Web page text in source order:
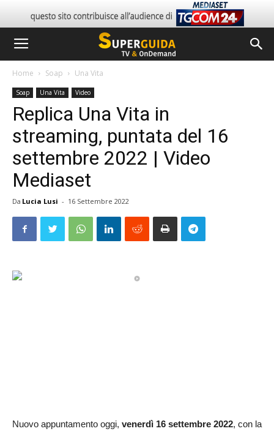
Home Soap Una Vita
Soap Una Vita Video
Replica Una Vita in
streaming, puntata del 16
settembre 2022 | Video
Mediaset
Da Lucia Lusi - 16 Settembre 2022
Nuovo appuntamento oggi, venerdì 16 settembre 2022, con la